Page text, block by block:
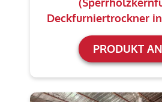
Deckfurniertrockner
PRODUKT